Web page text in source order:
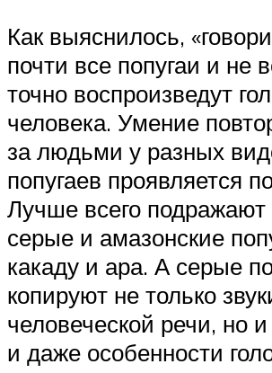
Как выяснилось,
почти все попугаи и не
точно воспроизведут
человека. Умение
за людьми у разных
попугаев проявляется
Лучше всего подражают
серые и амазонские
какаду и ара. А серые
копируют не только
человеческой речи, но
и даже особенности